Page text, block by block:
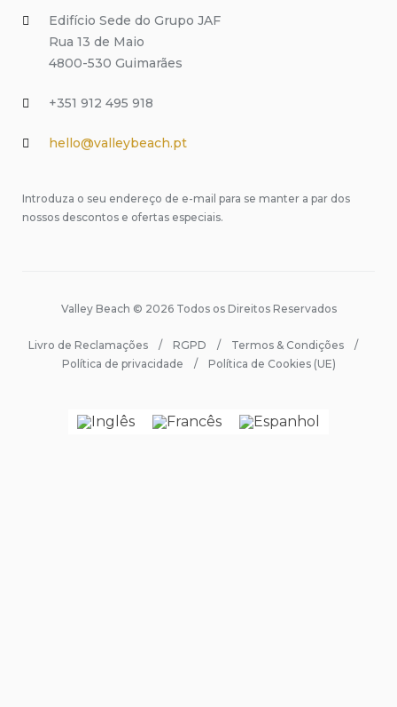
Edifício Sede do Grupo JAF
Rua 13 de Maio
4800-530 Guimarães
+351 912 495 918
hello@valleybeach.pt
Introduza o seu endereço de e-mail para se manter a par dos
nossos descontos e ofertas especiais.
Valley Beach © 2026 Todos os Direitos Reservados
Livro de Reclamações RGPD
Termos & Condições
Política de privacidade
Política de Cookies (UE)